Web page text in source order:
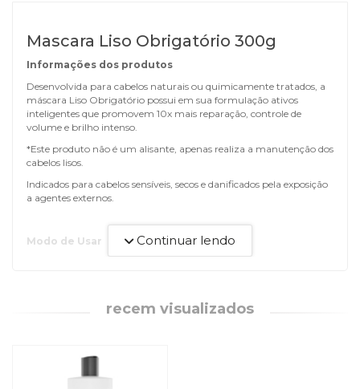
Mascara Liso Obrigatório 300g
Informações dos produtos
Desenvolvida para cabelos naturais ou quimicamente tratados, a
máscara Liso Obrigatório possui em sua formulação ativos
inteligentes que promovem 10x mais reparação, controle de
volume e brilho intenso.
*Este produto não é um alisante, apenas realiza a manutenção dos
cabelos lisos.
Indicados para cabelos sensíveis, secos e danificados pela exposição
a agentes externos.
Modo de Usar
Não aplicar o produto se o couro cabeludo estiver irritado ou
Continuar lendo
recem visualizados